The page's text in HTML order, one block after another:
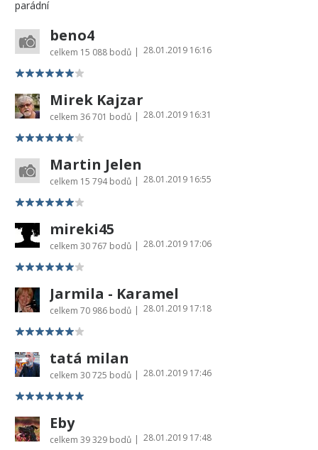
parádní
beno4
celkem 15 088 bodů | 28.01.2019 16:16
Mirek Kajzar
celkem 36 701 bodů | 28.01.2019 16:31
Martin Jelen
celkem 15 794 bodů | 28.01.2019 16:55
mireki45
celkem 30 767 bodů | 28.01.2019 17:06
Jarmila - Karamel
celkem 70 986 bodů | 28.01.2019 17:18
tatá milan
celkem 30 725 bodů | 28.01.2019 17:46
Eby
celkem 39 329 bodů | 28.01.2019 17:48